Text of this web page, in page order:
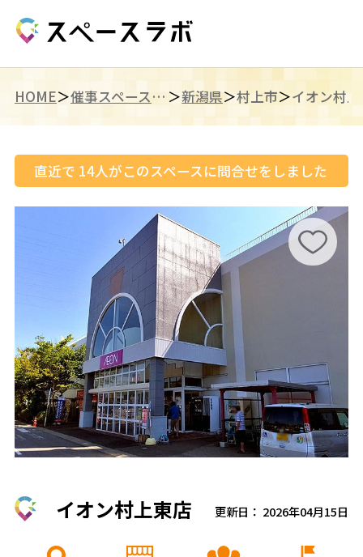
HOME 催事スペース（甲信越） 新潟県 村上市 イオン村
直近で 14人がこのスペースに問合せをしました
イオン村上東店 更新日： 2026年04月15日